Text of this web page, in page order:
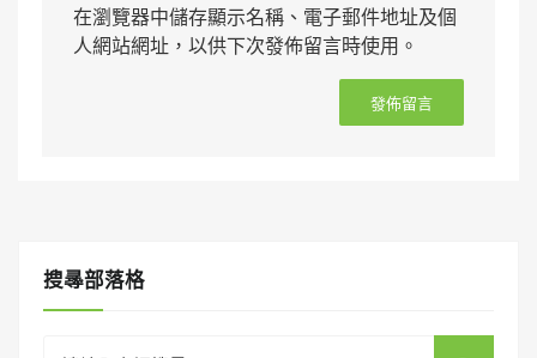
在瀏覽器中儲存顯示名稱、電子郵件地址及個
人網站網址，以供下次發佈留言時使用。
搜㝷部落格